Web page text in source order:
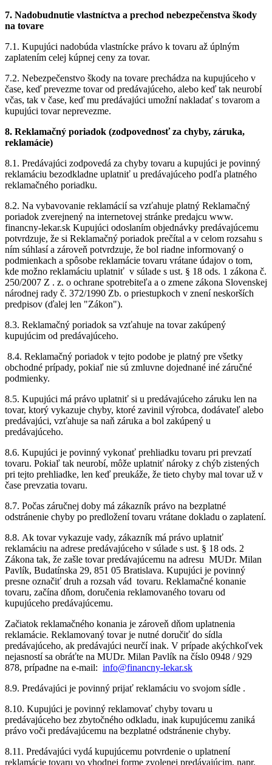
7. Nadobudnutie vlastníctva a prechod nebezpečenstva škody
na tovare
7.1. Kupujúci nadobúda vlastnícke právo k tovaru až úplným
zaplatením celej kúpnej ceny za tovar.
7.2. Nebezpečenstvo škody na tovare prechádza na kupujúceho v
čase, keď prevezme tovar od predávajúceho, alebo keď tak neurobí
včas, tak v čase, keď mu predávajúci umožní nakladať s tovarom a
kupujúci tovar neprevezme.
8. Reklamačný poriadok (zodpovednosť za chyby, záruka,
reklamácie)
8.1. Predávajúci zodpovedá za chyby tovaru a kupujúci je povinný
reklamáciu bezodkladne uplatniť u predávajúceho podľa platného
reklamačného poriadku.
8.2. Na vybavovanie reklamácií sa vzťahuje platný Reklamačný
poriadok zverejnený na internetovej stránke predajcu www.
financny-lekar.sk Kupujúci odoslaním objednávky predávajúcemu
potvrdzuje, že si Reklamačný poriadok prečítal a v celom rozsahu s
ním súhlasí a zároveň potvrdzuje, že bol riadne informovaný o
podmienkach a spôsobe reklamácie tovaru vrátane údajov o tom,
kde možno reklamáciu uplatniť v súlade s ust. § 18 ods. 1 zákona č.
250/2007 Z . z. o ochrane spotrebiteľa a o zmene zákona Slovenskej
národnej rady č. 372/1990 Zb. o priestupkoch v znení neskorších
predpisov (ďalej len "Zákon").
8.3. Reklamačný poriadok sa vzťahuje na tovar zakúpený
kupujúcim od predávajúceho.
8.4. Reklamačný poriadok v tejto podobe je platný pre všetky
obchodné prípady, pokiaľ nie sú zmluvne dojednané iné záručné
podmienky.
8.5. Kupujúci má právo uplatniť si u predávajúceho záruku len na
tovar, ktorý vykazuje chyby, ktoré zavinil výrobca, dodávateľ alebo
predávajúci, vzťahuje sa naň záruka a bol zakúpený u
predávajúceho.
8.6. Kupujúci je povinný vykonať prehliadku tovaru pri prevzatí
tovaru. Pokiaľ tak neurobí, môže uplatniť nároky z chýb zistených
pri tejto prehliadke, len keď preukáže, že tieto chyby mal tovar už v
čase prevzatia tovaru.
8.7. Počas záručnej doby má zákazník právo na bezplatné
odstránenie chyby po predložení tovaru vrátane dokladu o zaplatení.
8.8. Ak tovar vykazuje vady, zákazník má právo uplatniť
reklamáciu na adrese predávajúceho v súlade s ust. § 18 ods. 2
Zákona tak, že zašle tovar predávajúcemu na adresu MUDr. Milan
Pavlík, Budatínska 29, 851 05 Bratislava. Kupujúci je povinný
presne označiť druh a rozsah vád tovaru. Reklamačné konanie
tovaru, začína dňom, doručenia reklamovaného tovaru od
kupujúceho predávajúcemu.
Začiatok reklamačného konania je zároveň dňom uplatnenia
reklamácie. Reklamovaný tovar je nutné doručiť do sídla
predávajúceho, ak predávajúci neurčí inak. V prípade akýchkoľvek
nejasností sa obráťte na MUDr. Milan Pavlík na číslo 0948 / 929
878, prípadne na e-mail: info@financny-lekar.sk
8.9. Predávajúci je povinný prijať reklamáciu vo svojom sídle .
8.10. Kupujúci je povinný reklamovať chyby tovaru u
predávajúceho bez zbytočného odkladu, inak kupujúcemu zaniká
právo voči predávajúcemu na bezplatné odstránenie chyby.
8.11. Predávajúci vydá kupujúcemu potvrdenie o uplatnení
reklamácie tovaru vo vhodnej forme zvolenej predávajúcim, napr.